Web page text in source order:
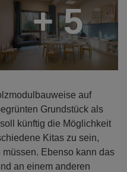
+ 5
auf
Grundstück als
künftig die Möglichkeit
Kitas zu sein,
Ebenso kann das
an einem anderen